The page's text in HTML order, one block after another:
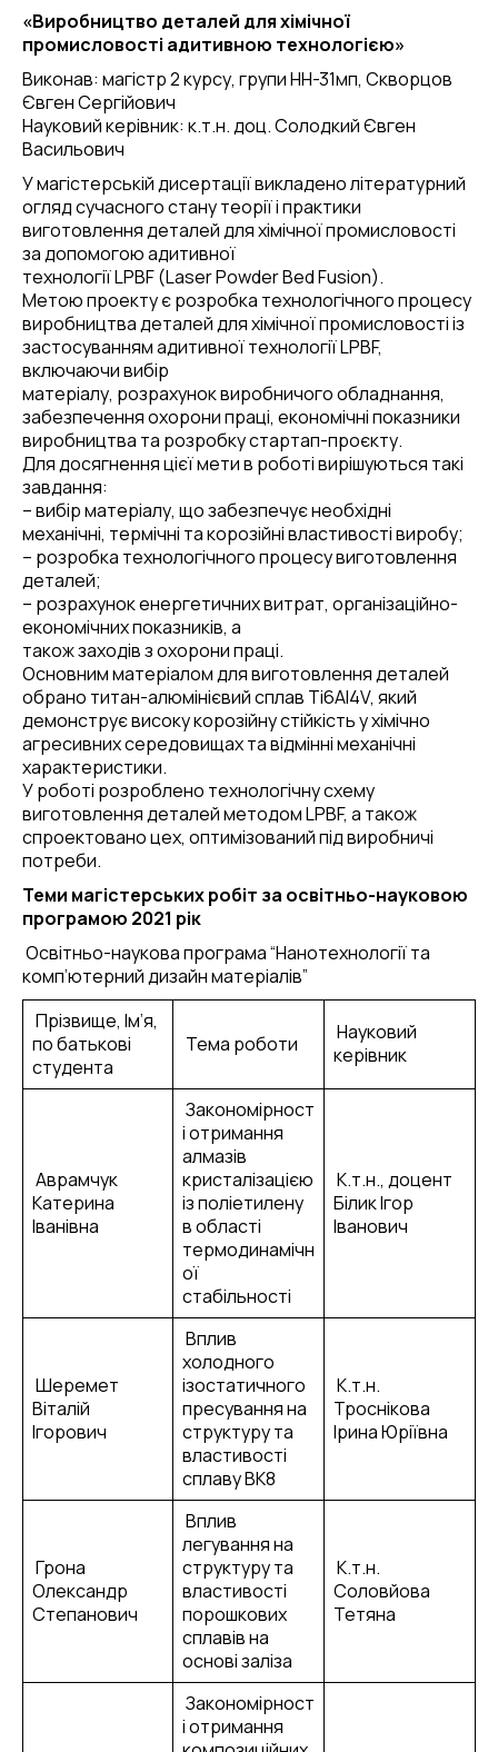
«Виробництво деталей для хімічної
промисловості адитивною технологією»
Виконав: магістр 2 курсу, групи НН-31мп, Скворцов
Євген Сергійович
Науковий керівник: к.т.н. доц. Солодкий Євген
Васильович
У магістерській дисертації викладено літературний
огляд сучасного стану теорії і практики
виготовлення деталей для хімічної промисловості
за допомогою адитивної
технології LPBF (Laser Powder Bed Fusion).
Метою проекту є розробка технологічного процесу
виробництва деталей для хімічної промисловості із
застосуванням адитивної технології LPBF,
включаючи вибір
матеріалу, розрахунок виробничого обладнання,
забезпечення охорони праці, економічні показники
виробництва та розробку стартап-проєкту.
Для досягнення цієї мети в роботі вирішуються такі
завдання:
– вибір матеріалу, що забезпечує необхідні
механічні, термічні та корозійні властивості виробу;
– розробка технологічного процесу виготовлення
деталей;
– розрахунок енергетичних витрат, організаційно-
економічних показників, а
також заходів з охорони праці.
Основним матеріалом для виготовлення деталей
обрано титан-алюмінієвий сплав Ti6Al4V, який
демонструє високу корозійну стійкість у хімічно
агресивних середовищах та відмінні механічні
характеристики.
У роботі розроблено технологічну схему
виготовлення деталей методом LPBF, а також
спроектовано цех, оптимізований під виробничі
потреби.
Теми магістерських робіт за освітньо-науковою
програмою 2021 рік
Освітньо-наукова програма “Нанотехнології та
комп’ютерний дизайн матеріалів”
Прізвище, Ім’я,
по батькові
студента
Тема роботи
Науковий
керівник
Аврамчук
Катерина
Іванівна
Закономірност
і отримання
алмазів
кристалізацією
із поліетилену
в області
термодинамічн
ої
стабільності
К.т.н., доцент
Білик Ігор
Іванович
Шеремет
Віталій
Ігорович
Вплив
холодного
ізостатичного
пресування на
структуру та
властивості
сплаву ВК8
К.т.н.
Троснікова
Ірина Юріївна
Грона
Олександр
Степанович
Вплив
легування на
структуру та
властивості
порошкових
сплавів на
основі заліза
К.т.н.
Соловйова
Тетяна
Закономірност
і отримання